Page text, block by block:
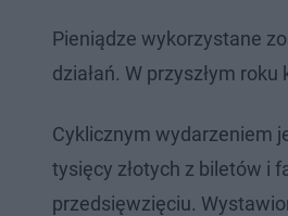
Pieniądze wykorzystane
działań. W przyszłym roku
Cyklicznym wydarzeniem
tysięcy złotych z biletów i
przedsięwzięciu.